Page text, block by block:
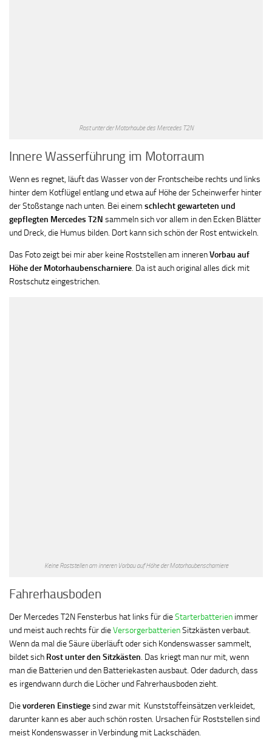
Rost unter der Motorhaube des Mercedes T2N
Innere Wasserführung im Motorraum
Wenn es regnet, läuft das Wasser von der Frontscheibe rechts und links
hinter dem Kotflügel entlang und etwa auf Höhe der Scheinwerfer hinter
der Stoßstange nach unten. Bei einem schlecht gewarteten und
gepflegten Mercedes T2N sammeln sich vor allem in den Ecken Blätter
und Dreck, die Humus bilden. Dort kann sich schön der Rost entwickeln.
Das Foto zeigt bei mir aber keine Roststellen am innerenVorbau auf
Höhe der Motorhaubenscharniere. Da ist auch original alles dick mit
Rostschutz eingestrichen.
Keine Roststellen am inneren Vorbau auf Höhe der Motorhaubenscharniere
Fahrerhausboden
Der Mercedes T2N Fensterbus hat links für dieStarterbatterien immer
und meist auch rechts für dieVersorgerbatterienSitzkästen verbaut.
Wenn da mal die Säure überläuft oder sich Kondenswasser sammelt,
bildet sich Rost unter den Sitzkästen. Das kriegt man nur mit, wenn
man die Batterien und den Batteriekasten ausbaut. Oder dadurch, dass
es irgendwann durch die Löcher und Fahrerhausboden zieht.
Dievorderen Einstiegesind zwar mit Kunststoffeinsätzen verkleidet,
darunter kann es aber auch schön rosten. Ursachen für Roststellen sind
meist Kondenswasser in Verbindung mit Lackschäden.